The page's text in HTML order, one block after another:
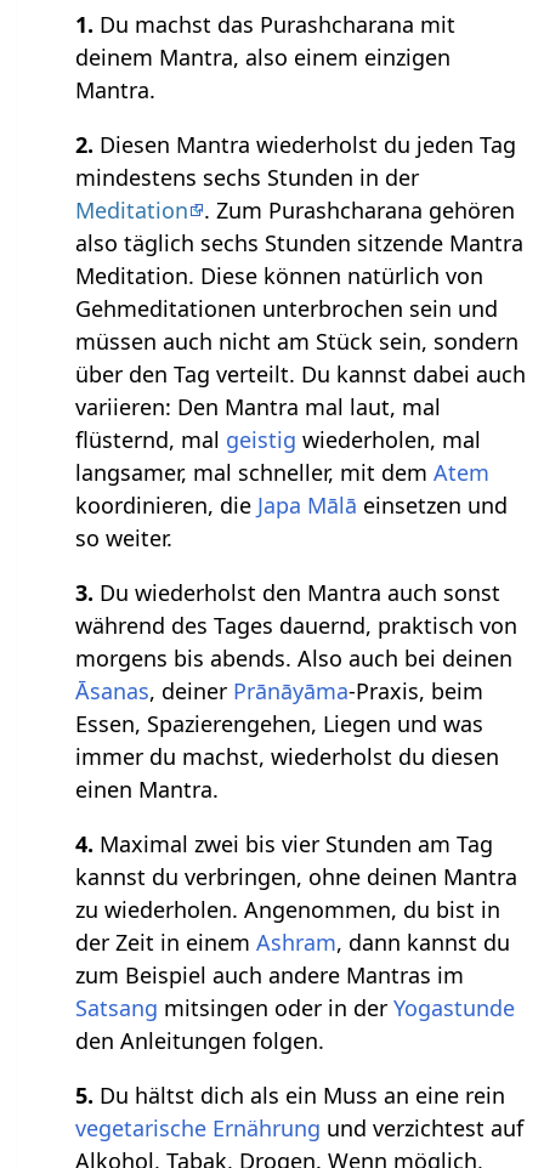
1. Du machst das Purashcharana mit
deinem Mantra, also einem einzigen
Mantra.
2. Diesen Mantra wiederholst du jeden Tag
mindestens sechs Stunden in der
Meditation
. Zum Purashcharana gehören
also täglich sechs Stunden sitzende Mantra
Meditation. Diese können natürlich von
Gehmeditationen unterbrochen sein und
müssen auch nicht am Stück sein, sondern
über den Tag verteilt. Du kannst dabei auch
variieren: Den Mantra mal laut, mal
flüsternd, mal geistig wiederholen, mal
langsamer, mal schneller, mit demAtem
koordinieren, die Japa Mālā einsetzen und
so weiter.
3. Du wiederholst den Mantra auch sonst
während des Tages dauernd, praktisch von
morgens bis abends. Also auch bei deinen
Āsanas, deiner Prānāyāma-Praxis, beim
Essen, Spazierengehen, Liegen und was
immer du machst, wiederholst du diesen
einen Mantra.
4. Maximal zwei bis vier Stunden am Tag
kannst du verbringen, ohne deinen Mantra
zu wiederholen. Angenommen, du bist in
der Zeit in einemAshram, dann kannst du
zum Beispiel auch andere Mantras im
Satsang mitsingen oder in derYogastunde
den Anleitungen folgen.
5. Du hältst dich als ein Muss an eine rein
vegetarische Ernährung und verzichtest auf
Alkohol, Tabak, Drogen. Wenn möglich,